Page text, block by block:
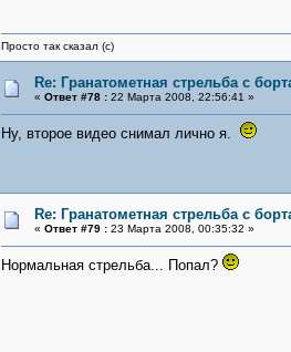
Просто так сказал (с)
Re: Гранатометная стрельба с
« Ответ #78 :22 Марта 2008, 22:56:41 »
Ну, второе видео снимал лично я.
Re: Гранатометная стрельба с
« Ответ #79 :23 Марта 2008, 00:35:32 »
Нормальная стрельба... Попал?